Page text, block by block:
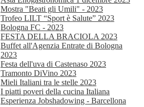
Mostra "Beati gli Umili" - 2023
Trofeo LILT “Sport è Salute” 2023
Bologna FC - 2023
FESTA DELLA BRACIOLA 2023
Buffet all'Agenzia Entrate di Bologna
2023
Festa dell'uva di Castenaso 2023
Tramonto DiVino 2023
Mieli Italiani tra le stelle 2023
I piatti poveri della cucina Italiana
Esperienza Jobshadowing - Barcellona